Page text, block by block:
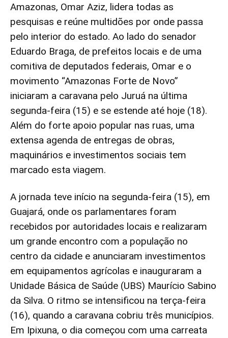
Amazonas, Omar Aziz, lidera todas as
pesquisas e reúne multidões por onde passa
pelo interior do estado. Ao lado do senador
Eduardo Braga, de prefeitos locais e de uma
comitiva de deputados federais, Omar e o
movimento “Amazonas Forte de Novo”
iniciaram a caravana pelo Juruá na última
segunda-feira (15) e se estende até hoje (18).
Além do forte apoio popular nas ruas, uma
extensa agenda de entregas de obras,
maquinários e investimentos sociais tem
marcado esta viagem.
A jornada teve início na segunda-feira (15), em
Guajará, onde os parlamentares foram
recebidos por autoridades locais e realizaram
um grande encontro com a população no
centro da cidade e anunciaram investimentos
em equipamentos agrícolas e inauguraram a
Unidade Básica de Saúde (UBS) Maurício Sabino
da Silva. O ritmo se intensificou na terça-feira
(16), quando a caravana cobriu três municípios.
Em Ipixuna, o dia começou com uma carreata